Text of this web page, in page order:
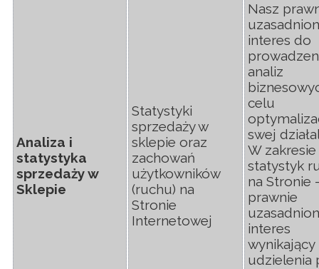
Analiza i
statystyka
sprzedaży w
Sklepie
Statystyki
sprzedaży w
sklepie oraz
zachowań
użytkowników
(ruchu) na
Stronie
Internetowej
Nasz
interes do
analiz
celu
swej
W zakresie
statystyk
na Stronie
prawnie
interes
wynikający
udzielenia